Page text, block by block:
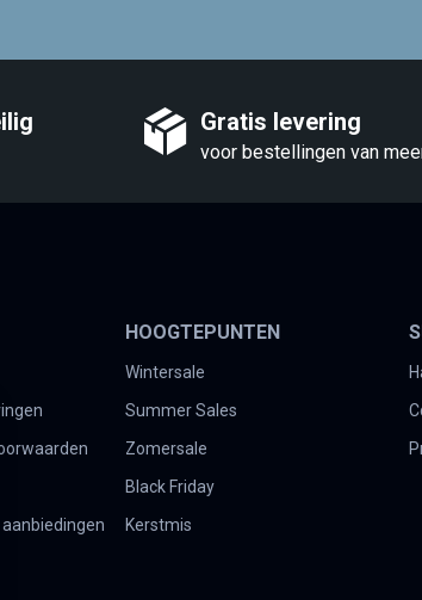
Gratis levering
voor bestellingen van
aanbiedingen
HOOGTEPUNTEN
Wintersale
Summer Sales
Zomersale
Black Friday
Kerstmis